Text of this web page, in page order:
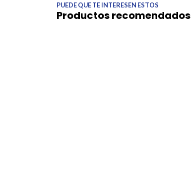
PUEDE QUE TE INTERESEN ESTOS
Productos recomendados